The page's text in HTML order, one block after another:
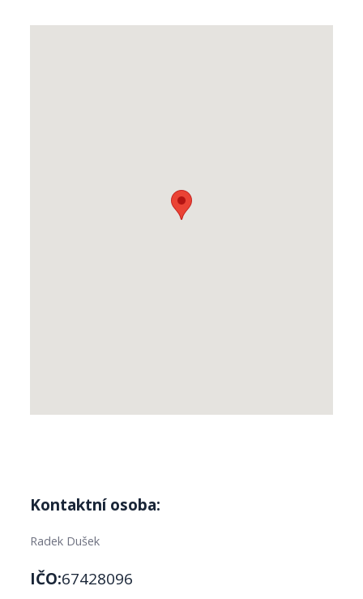
Kontaktní osoba:
Radek Dušek
IČO:67428096